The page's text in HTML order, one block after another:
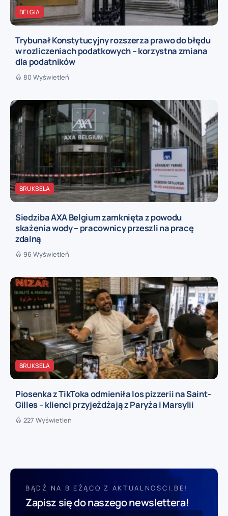
BELGIA
Trybunał Konstytucyjny rozszerza prawo do błędu
w rozliczeniach podatkowych – korzystna zmiana
dla podatników
80 Wyświetleń
BRUKSELA
Siedziba AXA Belgium zamknięta z powodu
skażenia wody – pracownicy przeszli na pracę
zdalną
96 Wyświetleń
BRUKSELA
Piosenka z TikToka odmieniła los pizzerii na Saint-
Gilles – klienci przyjeżdżają z Paryża i Marsylii
227 Wyświetleń
BĄDŹ NA BIEŻĄCO Z AKTUALNOSCI.BE!
Zapisz się do naszego newslettera!